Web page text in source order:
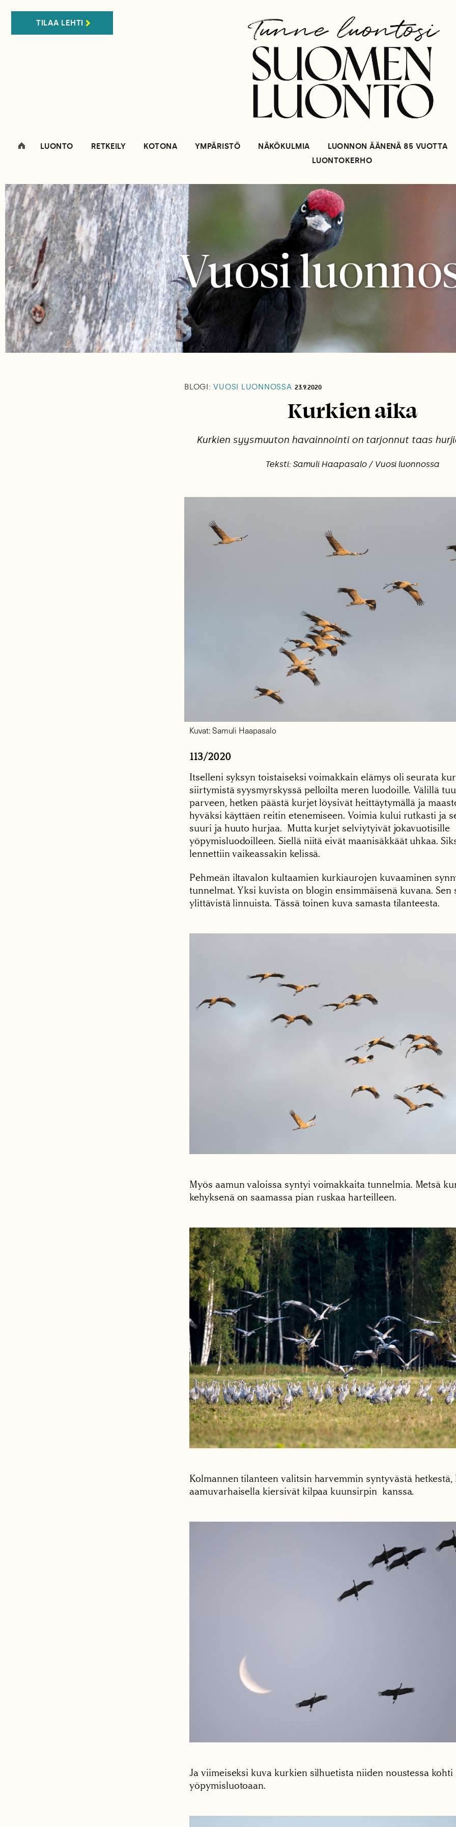
TILAA LEHTI
LUONTO RETKEILY KOTONA YMPÄRISTÖ NÄKÖKULMIA
LUONNON ÄÄNENÄ 85 VUOTTA
LUONTOKERHO
BLOGI: VUOSI LUONNOSSA 23.9.2020
Kurkien aika
Kurkien syysmuuton havainnointi on tarjonnut taas
Teksti: Samuli Haapasalo / Vuosi luonnossa
Kuvat: Samuli Haapasalo
113/2020
Itselleni syksyn toistaiseksi voimakkain elämys oli seurata
siirtymistä syysmyrskyssä pelloilta meren luodoille. Välillä
parveen, hetken päästä kurjet löysivät heittäytymällä ja
hyväksi käyttäen reitin etenemiseen. Voimia kului rutkasti ja
suuri ja huuto hurjaa. Mutta kurjet selviytyivät jokavuotisille
yöpymisluodoilleen. Siellä niitä eivät maanisäkkäät uhkaa.
lennettiin vaikeassakin kelissä.
Pehmeän iltavalon kultaamien kurkiaurojen kuvaaminen
tunnelmat. Yksi kuvista on blogin ensimmäisenä kuvana.
ylittävistä linnuista. Tässä toinen kuva samasta tilanteesta.
Myös aamun valoissa syntyi voimakkaita tunnelmia. Metsä
kehyksenä on saamassa pian ruskaa harteilleen.
Kolmannen tilanteen valitsin harvemmin syntyvästä
aamuvarhaisella kiersivät kilpaa kuunsirpin kanssa.
Ja viimeiseksi kuva kurkien silhuetista niiden noustessa kohti
yöpymisluotoaan.